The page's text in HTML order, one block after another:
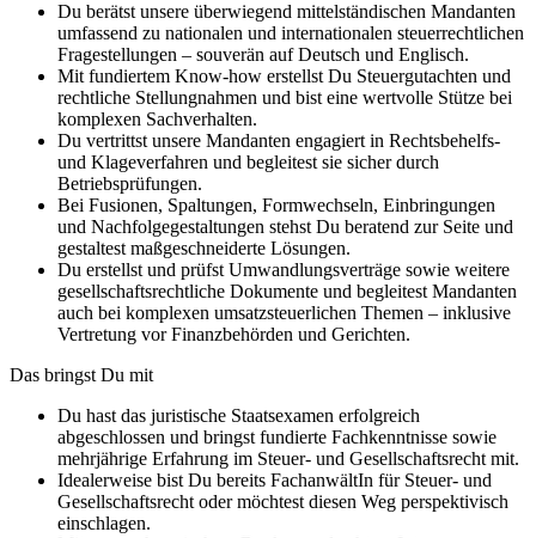
Du berätst unsere überwiegend mittelständischen Mandanten
umfassend zu nationalen und internationalen steuerrechtlichen
Fragestellungen – souverän auf Deutsch und Englisch.
Mit fundiertem Know-how erstellst Du Steuergutachten und
rechtliche Stellungnahmen und bist eine wertvolle Stütze bei
komplexen Sachverhalten.
Du vertrittst unsere Mandanten engagiert in Rechtsbehelfs-
und Klageverfahren und begleitest sie sicher durch
Betriebsprüfungen.
Bei Fusionen, Spaltungen, Formwechseln, Einbringungen
und Nachfolgegestaltungen stehst Du beratend zur Seite und
gestaltest maßgeschneiderte Lösungen.
Du erstellst und prüfst Umwandlungsverträge sowie weitere
gesellschaftsrechtliche Dokumente und begleitest Mandanten
auch bei komplexen umsatzsteuerlichen Themen – inklusive
Vertretung vor Finanzbehörden und Gerichten.
Das bringst Du mit
Du hast das juristische Staatsexamen erfolgreich
abgeschlossen und bringst fundierte Fachkenntnisse sowie
mehrjährige Erfahrung im Steuer- und Gesellschaftsrecht mit.
Idealerweise bist Du bereits FachanwältIn für Steuer- und
Gesellschaftsrecht oder möchtest diesen Weg perspektivisch
einschlagen.